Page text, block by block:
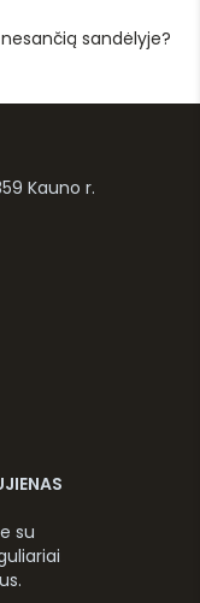
sandėlyje?
Kauno r.
su